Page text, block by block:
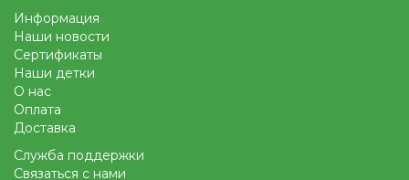
Информация
Наши новости
Сертификаты
Наши детки
О нас
Оплата
Доставка
Служба поддержки
Связаться с нами